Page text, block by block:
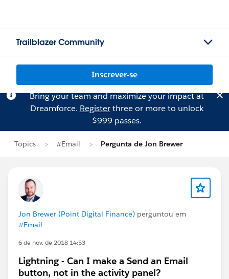
Trailblazer Community
Inscrever-se
Bring your team and maximize your impact at
Dreamforce. Registerthree or more to unlock
$999 passes.
Topics #Email Pergunta de Jon Brewer
Jon Brewer (Point Digital Finance) perguntou em
#Email
6 de nov. de 2018 14:53
Lightning - Can I make a Send an Email
button, not in the activity panel?